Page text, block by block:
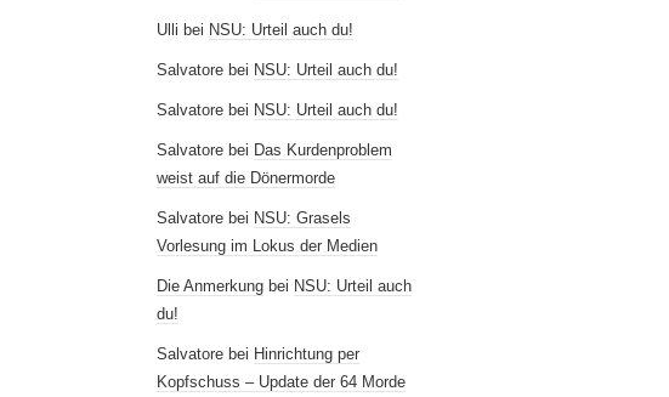
Ulli bei NSU: Urteil auch du!
Salvatore bei NSU: Urteil auch du!
Salvatore bei NSU: Urteil auch du!
Salvatore bei Das Kurdenproblem
weist auf die Dönermorde
Salvatore bei NSU: Grasels
Vorlesung im Lokus der Medien
Die Anmerkung bei NSU: Urteil auch
du!
Salvatore bei Hinrichtung per
Kopfschuss – Update der 64 Morde